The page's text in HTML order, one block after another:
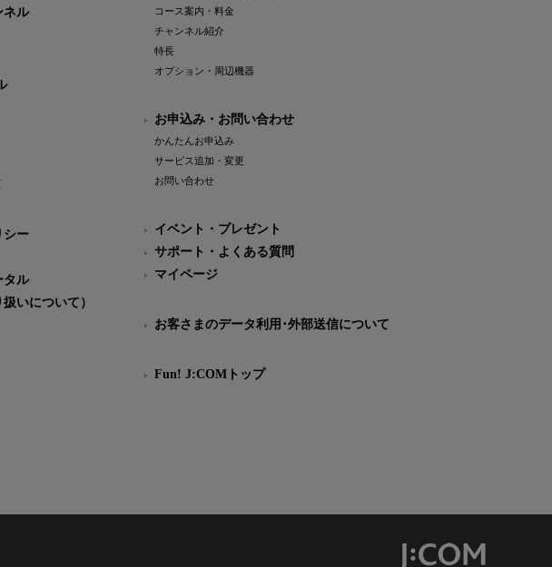
ネル
シー
タル
いについて）
コース案内・料金
チャンネル紹介
特長
オプション・周辺機器
お申込み・お問い合わせ
かんたんお申込み
サービス追加・変更
お問い合わせ
イベント・プレゼント
サポート・よくある質問
マイページ
お客さまのデータ利用･外部送信について
Fun! J:COMトップ